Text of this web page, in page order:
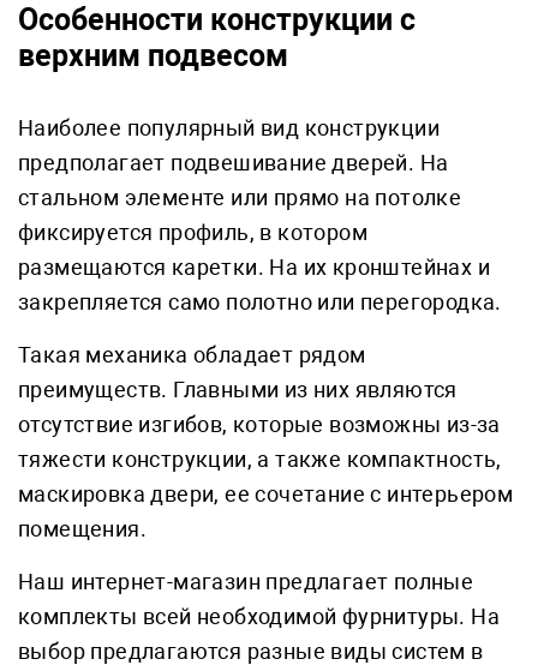
Особенности конструкции с
верхним подвесом
Наиболее популярный вид конструкции
предполагает подвешивание дверей. На
стальном элементе или прямо на потолке
фиксируется профиль, в котором
размещаются каретки. На их кронштейнах и
закрепляется само полотно или перегородка.
Такая механика обладает рядом
преимуществ. Главными из них являются
отсутствие изгибов, которые возможны из-за
тяжести конструкции, а также компактность,
маскировка двери, ее сочетание с интерьером
помещения.
Наш интернет-магазин предлагает полные
комплекты всей необходимой фурнитуры. На
выбор предлагаются разные виды систем в